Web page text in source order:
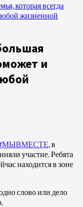
которая всегда
жизненной
и
, в
участие. Ребята
находится в зоне
слово или дело